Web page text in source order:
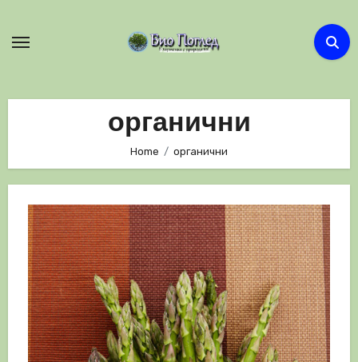
органични
Home органични